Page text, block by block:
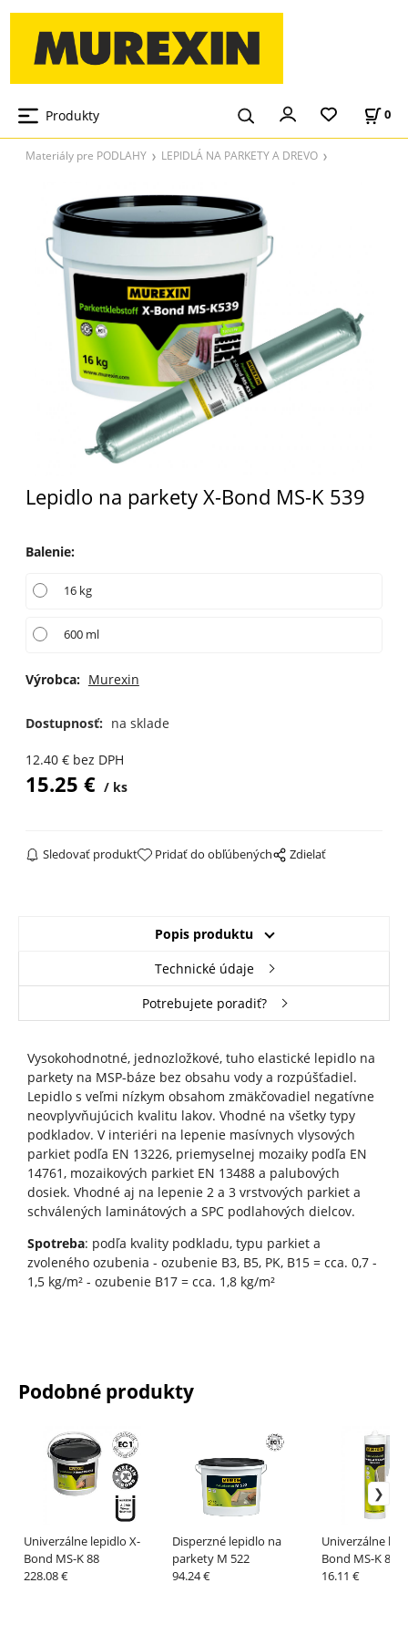
Produkty 0
Materiály pre PODLAHY LEPIDLÁ NA PARKETY A DREVO
Lepidlo na parkety X-Bond MS-K 539
Balenie:
16 kg
600 ml
Výrobca: Murexin
Dostupnosť: na sklade
12.40€ bez DPH
15.25 € ks
Sledovať produkt Pridať do obľúbených Zdielať
Popis produktu
Technické údaje
Potrebujete poradiť?
Vysokohodnotné, jednozložkové, tuho elastické lepidlo na
parkety na MSP-báze bez obsahu vody a rozpúšťadiel.
Lepidlo s veľmi nízkym obsahom zmäkčovadiel negatívne
neovplyvňujúcich kvalitu lakov. Vhodné na všetky typy
podkladov. V interiéri na lepenie masívnych vlysových
parkiet podľa EN 13226, priemyselnej mozaiky podľa EN
14761, mozaikových parkiet EN 13488 a palubových
dosiek. Vhodné aj na lepenie 2 a 3 vrstvových parkiet a
schválených laminátových a SPC podlahových dielcov.
Spotreba: podľa kvality podkladu, typu parkiet a
zvoleného ozubenia - ozubenie B3, B5, PK, B15 = cca. 0,7 -
1,5 kg/m² - ozubenie B17 = cca. 1,8 kg/m²
Podobné produkty
Univerzálne lepidlo X-
Bond MS-K 88
228.08 €
Disperzné lepidlo na
parkety M 522
94.24 €
Univerzálne
Bond MS-K 88
16.11 €